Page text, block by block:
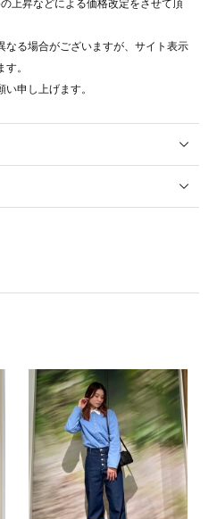
なる場合がございますが、サイト表示
。
申し上げます。